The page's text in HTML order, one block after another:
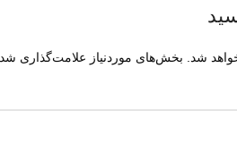
شد. بخش‌های موردنیاز علامت‌گذاری